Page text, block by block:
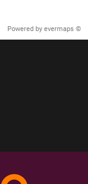
Powered by evermaps ©